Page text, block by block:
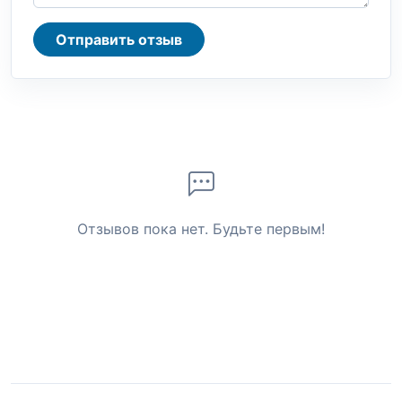
Отправить отзыв
Отзывов пока нет. Будьте первым!